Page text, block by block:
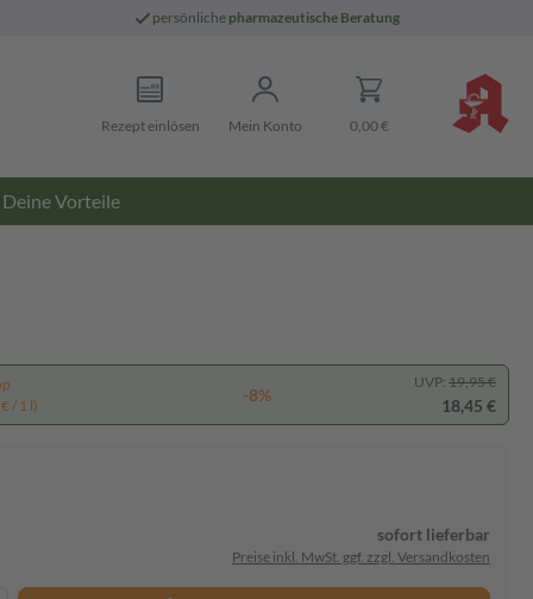
persönliche pharmazeutische Beratung
Rezept einlösen Mein Konto 0,00 €
Deine Vorteile
/ 1 l)
-8%
UVP: 19,95 €
18,45 €
sofort lieferbar
Preise inkl. MwSt. ggf. zzgl. Versandkosten